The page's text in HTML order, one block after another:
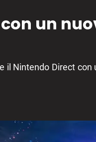
un
il Nintendo Direct con